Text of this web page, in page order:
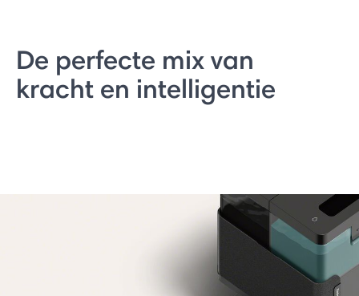
De perfecte mix van
kracht en intelligentie